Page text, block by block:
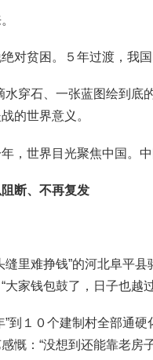
贫困。５年过渡，我国
石、一张蓝图绘到底
的世界意义。
世界目光聚焦中国。中
断、不再复发
难挣钱”的河北阜平县
大家钱包鼓了，日子也越
１０个建制村全部通硬
慨：“没想到还能靠老房